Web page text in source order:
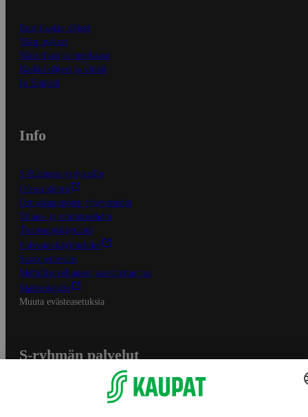
Ensitilaajan ohjeet
Näin maksat
Näin tilaat ja muokkaat
Kaikki ohjeet ja vinkit
In English
Info
S-Business yrityksille
Oiva-raportit
Osuuskauppojen yhteystiedot
Tilaus- ja toimitusehdot
Tietosuojakäytäntö
Palvelun käyttöehdot
Saavutettavuus
Mobiilisovelluksen saavutettavuus
Mainostajalle
Muuta evästeasetuksia
S-ryhmän palvelut